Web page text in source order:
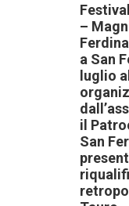
–
a San
luglio
il
San